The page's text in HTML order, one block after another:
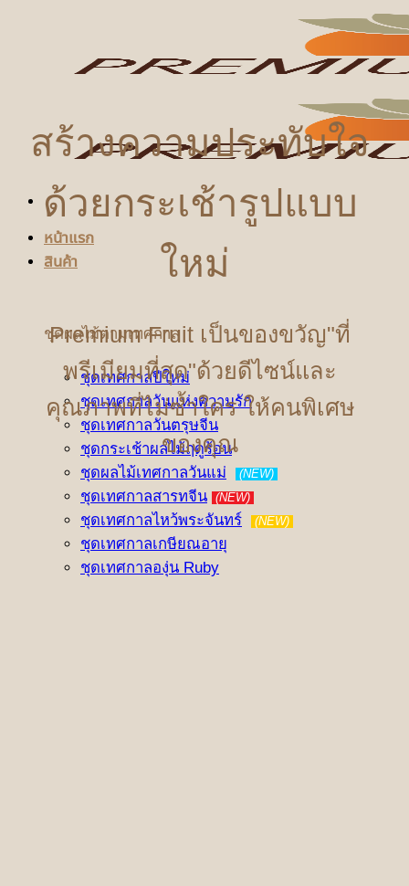
หน้าแรก
สินค้า
ชุดผลไม้ตามเทศกาล
ชุดเทศกาลปีใหม่
ชุดเทศกาลวันแห่งความรัก
ชุดเทศกาลวันตรุษจีน
ชุดกระเช้าผลไม้ฤดูร้อน
ชุดผลไม้เทศกาลวันแม่
(NEW)
ชุดเทศกาลสารทจีน (NEW)
ชุดเทศกาลไหว้พระจันทร์ (NEW)
ชุดเทศกาลเกษียณอายุ
ชุดเทศกาลองุ่น Ruby
สร้างความประทับใจ
ด้วยกระเช้ารูปแบบ
ใหม่
Premium Fruit เป็นของขวัญ"ที่
พรีเมียมที่สุด"ด้วยดีไซน์และ
คุณภาพที่ไม่ซ้ำใคร ให้คนพิเศษ
ของคุณ